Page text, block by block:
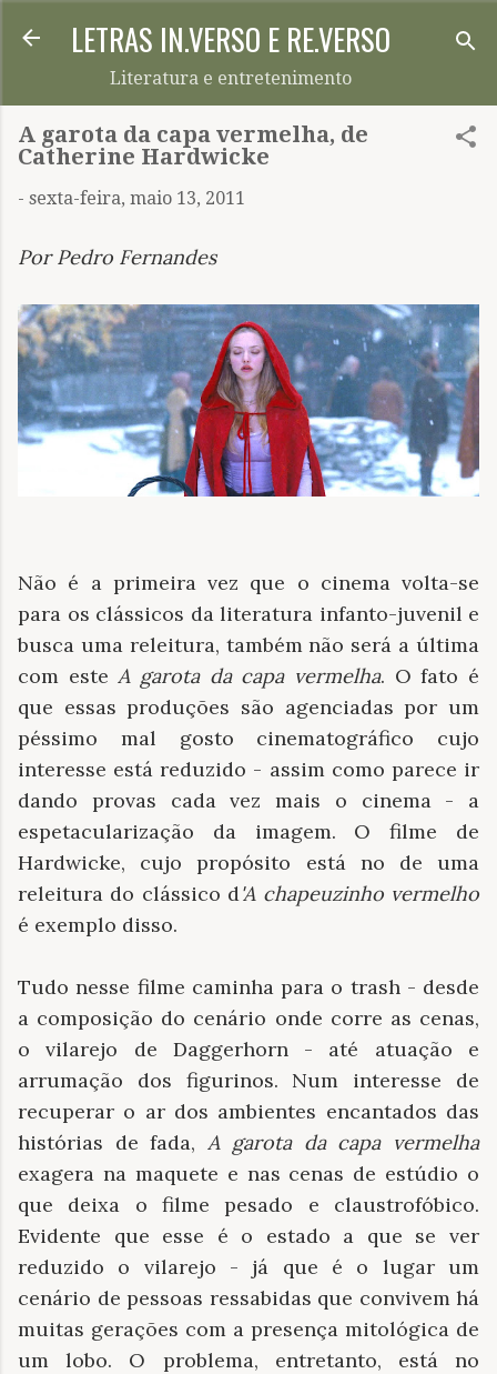
Pular para o conteúdo principal
LETRAS IN.VERSO E RE.VERSO
Literatura e entretenimento
A garota da capa vermelha, de
Catherine Hardwicke
- sexta-feira, maio 13, 2011
Por Pedro Fernandes
Não é a primeira vez que o cinema volta-se
para os clássicos da literatura infanto-juvenil e
busca uma releitura, também não será a última
com esteA garota da capa vermelha. O fato é
que essas produções são agenciadas por um
péssimo mal gosto cinematográfico cujo
interesse está reduzido - assim como parece ir
dando provas cada vez mais o cinema - a
espetacularização da imagem. O filme de
Hardwicke, cujo propósito está no de uma
releitura do clássico d'A chapeuzinho vermelho
é exemplo disso.
Tudo nesse filme caminha para o trash - desde
a composição do cenário onde corre as cenas,
o vilarejo de Daggerhorn - até atuação e
arrumação dos figurinos. Num interesse de
recuperar o ar dos ambientes encantados das
histórias de fada,A garota da capa vermelha
exagera na maquete e nas cenas de estúdio o
que deixa o filme pesado e claustrofóbico.
Evidente que esse é o estado a que se ver
reduzido o vilarejo - já que é o lugar um
cenário de pessoas ressabidas que convivem há
muitas gerações com a presença mitológica de
um lobo. O problema, entretanto, está no